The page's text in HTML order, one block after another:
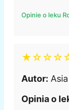
Opinie o leku
Autor: Asia
Opinia o